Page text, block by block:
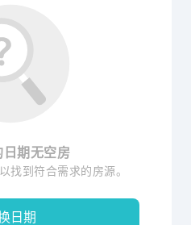
日期无空房
找到符合需求的房源。
日期